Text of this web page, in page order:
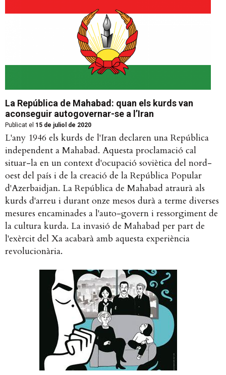
La República de Mahabad: quan els kurds van
aconseguir autogovernar-se a l’Iran
Publicat el 15 de juliol de 2020
L'any 1946 els kurds de l'Iran declaren una República
independent a Mahabad. Aquesta proclamació cal
situar-la en un context d'ocupació soviètica del nord-
oest del país i de la creació de la República Popular
d'Azerbaidjan. La República de Mahabad atraurà als
kurds d'arreu i durant onze mesos durà a terme diverses
mesures encaminades a l'auto-govern i ressorgiment de
la cultura kurda. La invasió de Mahabad per part de
l'exèrcit del Xa acabarà amb aquesta experiència
revolucionària.